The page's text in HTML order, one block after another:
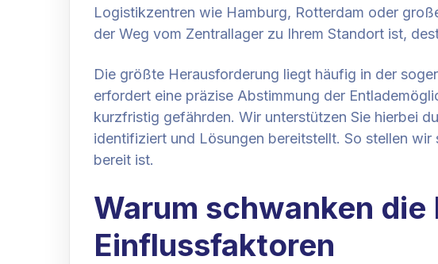
Logistikzentren wie Hamburg, Rotterdam oder
der Weg vom Zentrallager zu Ihrem Standort ist,
Die größte Herausforderung liegt häufig in der
erfordert eine präzise Abstimmung der
kurzfristig gefährden. Wir unterstützen Sie hierbei
identifiziert und Lösungen bereitstellt. So stellen
bereit ist.
Warum schwanken
Einflussfaktoren